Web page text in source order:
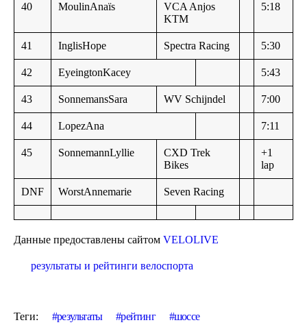
40 MoulinAnaïs
VCA Anjos
KTM
5:18
41 InglisHope Spectra Racing 5:30
42 EyeingtonKacey 5:43
43 SonnemansSara WV Schijndel 7:00
44 LopezAna 7:11
45 SonnemannLyllie
CXD Trek
Bikes
+1
lap
DNF WorstAnnemarie Seven Racing
Данные предоставлены сайтом VELOLIVE
результаты и рейтинги велоспорта
Теги: результаты рейтинг шоссе